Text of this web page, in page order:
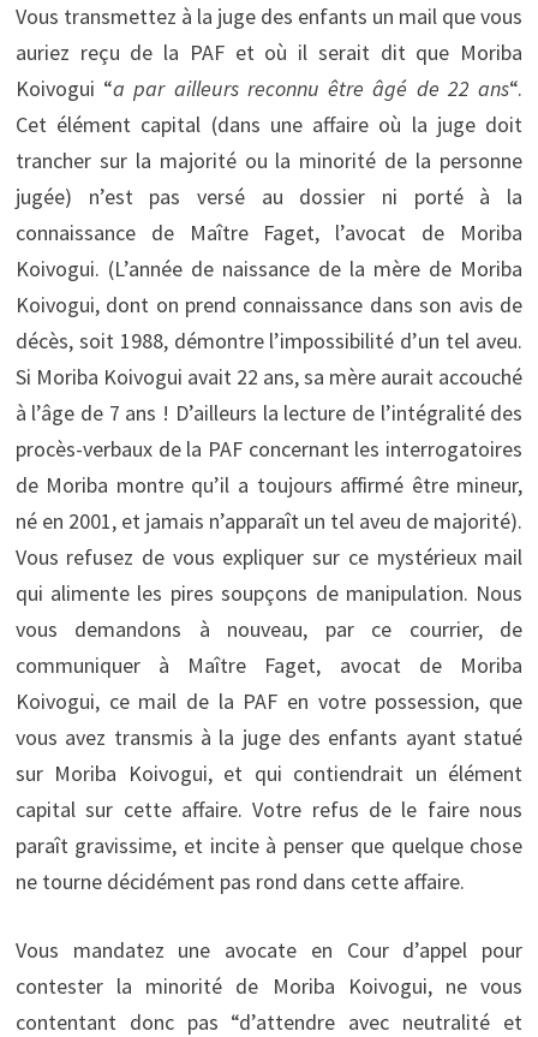
Vous transmettez à la juge des enfants un mail que vous
auriez reçu de la PAF et où il serait dit que Moriba
Koivogui “a par ailleurs reconnu être âgé de 22 ans“.
Cet élément capital (dans une affaire où la juge doit
trancher sur la majorité ou la minorité de la personne
jugée) n’est pas versé au dossier ni porté à la
connaissance de Maître Faget, l’avocat de Moriba
Koivogui. (L’année de naissance de la mère de Moriba
Koivogui, dont on prend connaissance dans son avis de
décès, soit 1988, démontre l’impossibilité d’un tel aveu.
Si Moriba Koivogui avait 22 ans, sa mère aurait accouché
à l’âge de 7 ans ! D’ailleurs la lecture de l’intégralité des
procès-verbaux de la PAF concernant les interrogatoires
de Moriba montre qu’il a toujours affirmé être mineur,
né en 2001, et jamais n’apparaît un tel aveu de majorité).
Vous refusez de vous expliquer sur ce mystérieux mail
qui alimente les pires soupçons de manipulation. Nous
vous demandons à nouveau, par ce courrier, de
communiquer à Maître Faget, avocat de Moriba
Koivogui, ce mail de la PAF en votre possession, que
vous avez transmis à la juge des enfants ayant statué
sur Moriba Koivogui, et qui contiendrait un élément
capital sur cette affaire. Votre refus de le faire nous
paraît gravissime, et incite à penser que quelque chose
ne tourne décidément pas rond dans cette affaire.
Vous mandatez une avocate en Cour d’appel pour
contester la minorité de Moriba Koivogui, ne vous
contentant donc pas “d’attendre avec neutralité et